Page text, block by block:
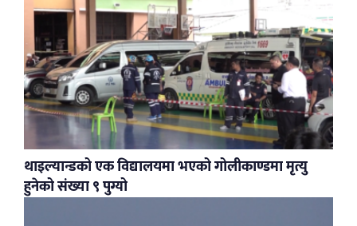
थाइल्यान्डको एक विद्यालयमा भएको गोलीकाण्डमा मृत्यु
हुनेको संख्या ९ पुग्यो